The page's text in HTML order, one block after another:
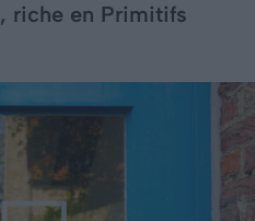
, riche en Primitifs